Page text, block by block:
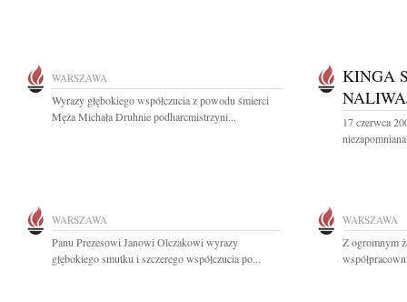
WARSZAWA
Wyrazy głębokiego współczucia z powodu śmierci
Męża Michała Druhnie podharcmistrzyni...
KINGA
17 czerwca
WARSZAWA
Panu Prezesowi Janowi Olczakowi wyrazy
głębokiego smutku i szczerego współczucia po...
WARSZAWA
Z ogromnym